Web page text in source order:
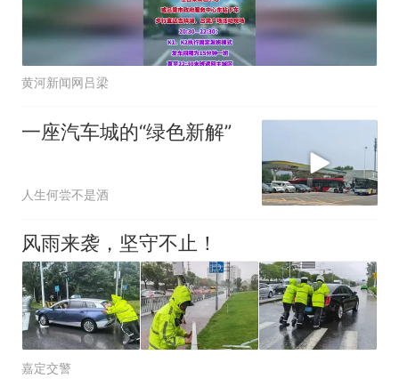
黄河新闻网吕梁
一座汽车城的“绿色新解”
人生何尝不是酒
风雨来袭，坚守不止！
嘉定交警